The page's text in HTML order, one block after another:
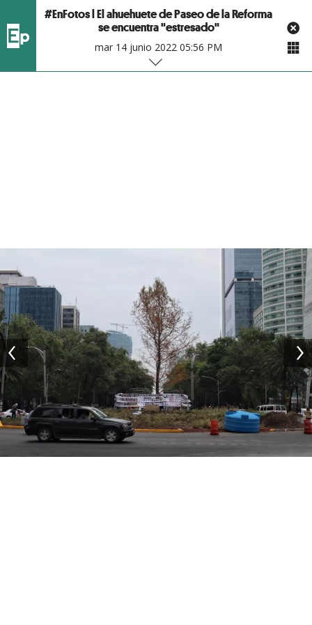
#EnFotos l El ahuehuete de Paseo de la Reforma
se encuentra "estresado"
mar 14 junio 2022 05:56 PM